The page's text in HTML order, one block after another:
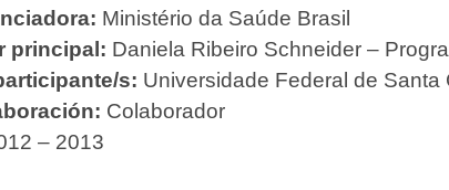
Ministério da Saúde Brasil
principal: Daniela Ribeiro Schneider –
s: Universidade Federal de Santa
Colaborador
– 2013